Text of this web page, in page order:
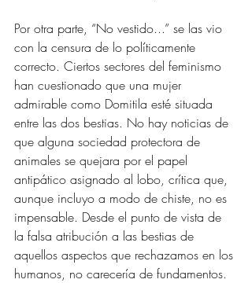
Por otra parte, “No vestido...” se las vio
con la censura de lo políticamente
correcto. Ciertos sectores del feminismo
han cuestionado que una mujer
admirable como Domitila esté situada
entre las dos bestias. No hay noticias de
que alguna sociedad protectora de
animales se quejara por el papel
antipático asignado al lobo, crítica que,
aunque incluyo a modo de chiste, no es
impensable. Desde el punto de vista de
la falsa atribución a las bestias de
aquellos aspectos que rechazamos en los
humanos, no carecería de fundamentos.